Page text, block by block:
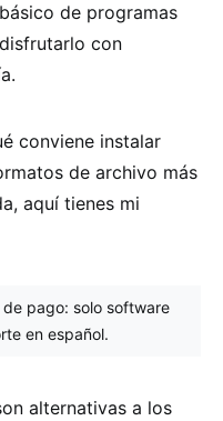
de programas
con
conviene instalar
de archivo más
aquí tienes mi
pago: solo software
en español.
alternativas a los